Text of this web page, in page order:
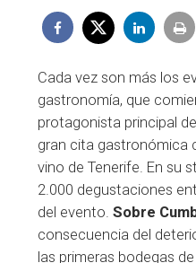
Cada vez son más los
gastronomía, que
protagonista principal
gran cita gastronómica
vino de Tenerife. En su
2.000 degustaciones
del evento. Sobre
consecuencia del
las primeras bodegas